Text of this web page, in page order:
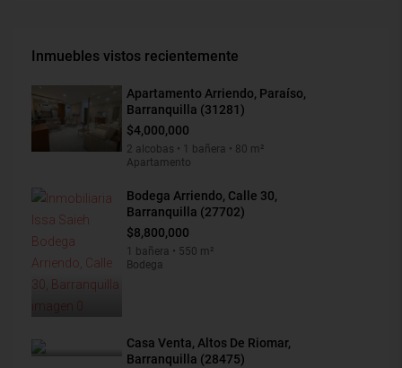
Inmuebles vistos recientemente
Apartamento Arriendo, Paraíso,
Barranquilla (31281)
$4,000,000
2 alcobas • 1 bañera • 80 m²
Apartamento
Bodega Arriendo, Calle 30,
Barranquilla (27702)
$8,800,000
1 bañera • 550 m²
Bodega
Casa Venta, Altos De Riomar,
Barranquilla (28475)